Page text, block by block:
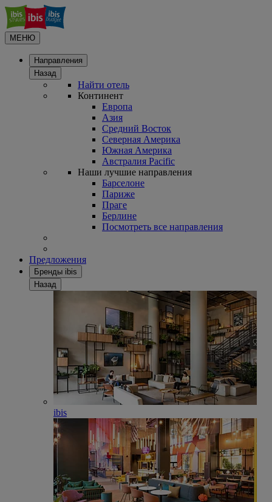
МЕНЮ
Направления
Назад
Найти отель
Континент
Европа
Азия
Средний Восток
Северная Америка
Южная Америка
Австралия Pacific
Наши лучшие направления
Барселоне
Париже
Праге
Берлине
Посмотреть все направления
Предложения
Бренды ibis
Назад
ibis